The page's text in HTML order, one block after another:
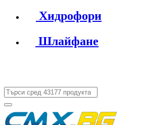
Хидрофори
Шлайфане